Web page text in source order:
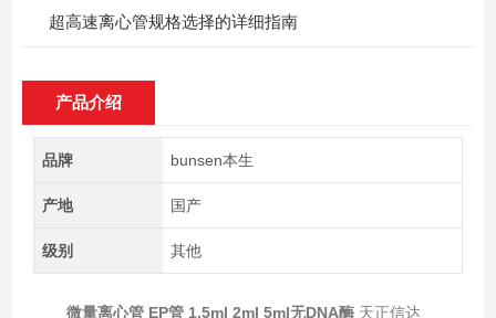
超高速离心管规格选择的详细指南
产品介绍
品牌 bunsen本生
产地 国产
级别 其他
微量离心管 EP管 1.5ml 2ml 5ml无DNA酶天正信达